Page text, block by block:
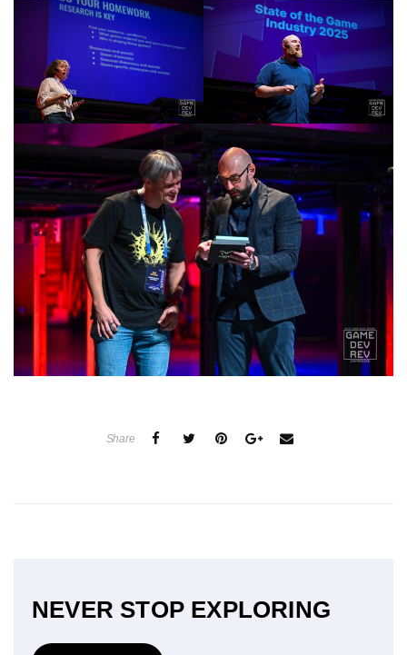
Share
NEVER STOP EXPLORING